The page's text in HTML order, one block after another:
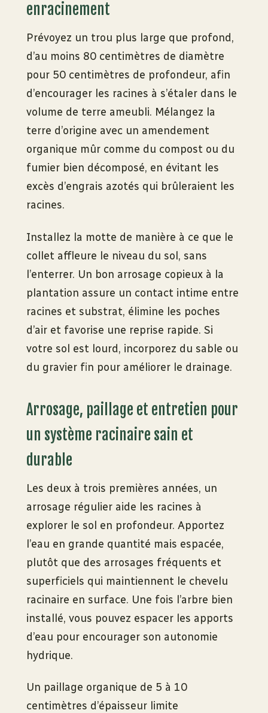
enracinement
Prévoyez un trou plus large que profond,
d’au moins 80 centimètres de diamètre
pour 50 centimètres de profondeur, afin
d’encourager les racines à s’étaler dans le
volume de terre ameubli. Mélangez la
terre d’origine avec un amendement
organique mûr comme du compost ou du
fumier bien décomposé, en évitant les
excès d’engrais azotés qui brûleraient les
racines.
Installez la motte de manière à ce que le
collet affleure le niveau du sol, sans
l’enterrer. Un bon arrosage copieux à la
plantation assure un contact intime entre
racines et substrat, élimine les poches
d’air et favorise une reprise rapide. Si
votre sol est lourd, incorporez du sable ou
du gravier fin pour améliorer le drainage.
Arrosage, paillage et entretien pour
un système racinaire sain et
durable
Les deux à trois premières années, un
arrosage régulier aide les racines à
explorer le sol en profondeur. Apportez
l’eau en grande quantité mais espacée,
plutôt que des arrosages fréquents et
superficiels qui maintiennent le chevelu
racinaire en surface. Une fois l’arbre bien
installé, vous pouvez espacer les apports
d’eau pour encourager son autonomie
hydrique.
Un paillage organique de 5 à 10
centimètres d’épaisseur limite